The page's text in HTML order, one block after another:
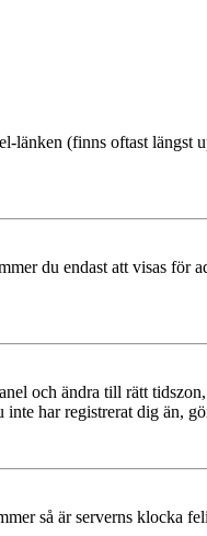
länken (finns oftast
du endast att visas för
och ändra till rätt
inte har registrerat dig än,
så är serverns klocka